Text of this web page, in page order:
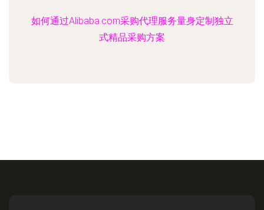
如何通过Alibaba.com采购代理服务量身定制独立
式精品采购方案